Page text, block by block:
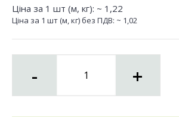
Ціна за 1 шт (м, кг): ~ 1,22
Ціна за 1 шт (м, кг) без ПДВ: ~ 1,02
- +